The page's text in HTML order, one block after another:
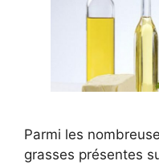
Parmi les
grasses présentes